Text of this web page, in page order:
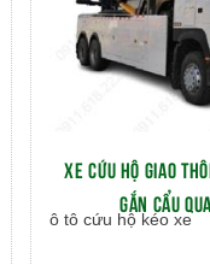
XE CỨU HỘ GIAO
GẮN CẨU
ô tô cứu hộ kéo xe